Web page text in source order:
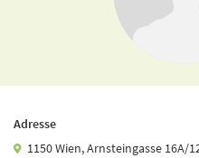
Adresse
1150 Wien, Arnsteingasse 16A/